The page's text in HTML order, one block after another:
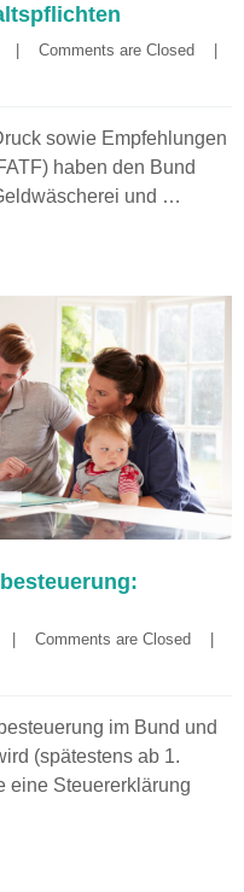
Comments are Closed
sowie Empfehlungen
haben den Bund
und …
| Comments are Closed
|
im Bund und
(spätestens ab 1.
eine Steuererklärung